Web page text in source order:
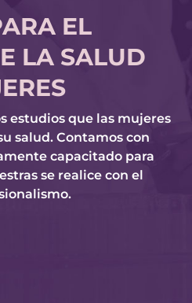
EL
LA SALUD
estudios que las mujeres
salud. Contamos con
capacitado para
se realice con el